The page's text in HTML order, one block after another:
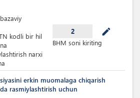
bazaviy
kodli bir hil
narxi
2 mode_edit
BHM soni kiriting
erkin muomalaga chiqarish
rasmiylashtirish uchun